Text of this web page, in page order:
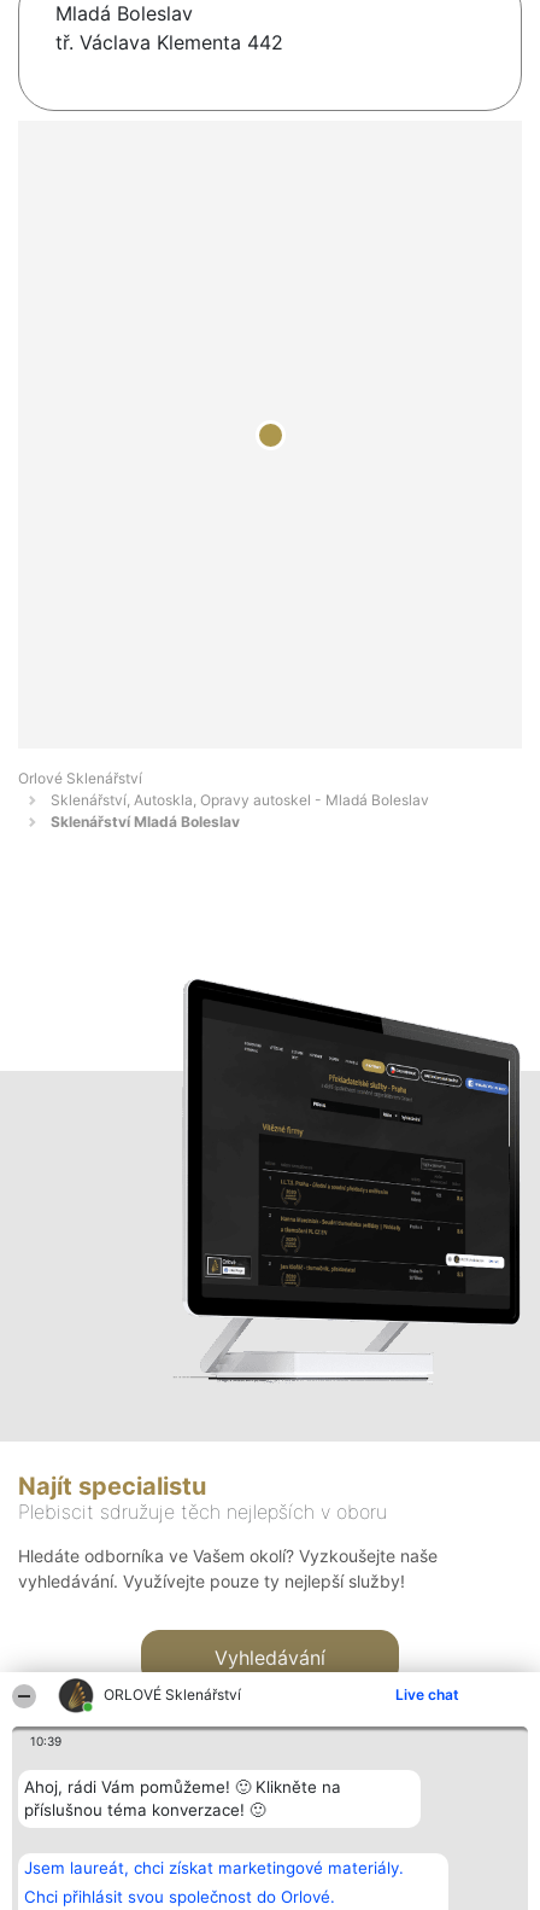
ORLOVÉ Sklenářství Live chat
10:39
Ahoj, rádi Vám pomůžeme! 🙂 Klikněte na
příslušnou téma konverzace! 🙂
Jsem laureát, chci získat marketingové materiály.
Chci přihlásit svou společnost do Orlové.
Mladá Boleslav
tř. Václava Klementa 442
Orlové Sklenářství
Sklenářství, Autoskla, Opravy autoskel - Mladá Boleslav
Sklenářství Mladá Boleslav
Najít specialistu
Plebiscit sdružuje těch nejlepších v oboru
Hledáte odborníka ve Vašem okolí? Vyzkoušejte naše
vyhledávání. Využívejte pouze ty nejlepší služby!
Vyhledávání
Bright Side Solutions sp. z o.
o. sp. k.
ul. Ruska 22
Wrocław 50-079
Vítězové
Seznam všech
laureátů
Zásady
Kontakt